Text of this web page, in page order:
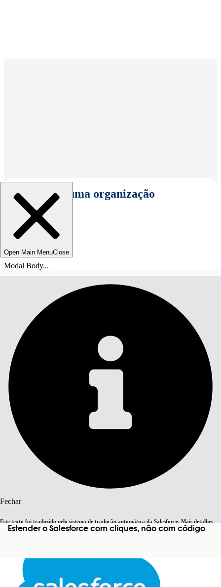
Selecionar uma organização
Open Main MenuClose
Modal Body...
Fechar
Este texto foi traduzido pelo sistema de tradução automática da Salesforce. Mais detalhes
aqui. Alternar para inglês Agora não
Estender o Salesforce com cliques, não com código
ÍNDICE
Pesquisar